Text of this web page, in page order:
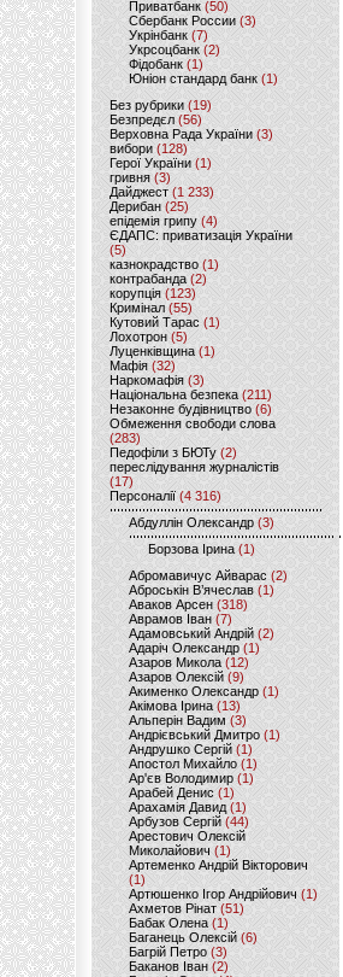
Приватбанк (50)
Сбербанк России (3)
Укрінбанк(7)
Укрсоцбанк (2)
Фідобанк (1)
Юніон стандард банк(1)
Без рубрики (19)
Безпредєл(56)
Верховна Рада України (3)
вибори(128)
Герої України(1)
гривня (3)
Дайджест (1 233)
Дерибан (25)
епідемія грипу (4)
ЄДАПС: приватизація України
(5)
казнокрадство (1)
контрабанда (2)
корупція (123)
Кримінал (55)
Кутовий Тарас (1)
Лохотрон(5)
Луценківщина (1)
Мафія (32)
Наркомафія (3)
Національна безпека (211)
Незаконне будівництво(6)
Обмеження свободи слова
(283)
Педофіли з БЮТу (2)
переслідування журналістів
(17)
Персоналії (4 316)
Абдуллін Олександр (3)
Борзова Ірина(1)
Абромавичус Айварас (2)
Аброськін В’ячеслав(1)
Аваков Арсен (318)
Аврамов Іван (7)
Адамовський Андрій(2)
Адаріч Олександр (1)
Азаров Микола (12)
Азаров Олексій (9)
Акименко Олександр(1)
Акімова Ірина(13)
Альперін Вадим (3)
Андрієвський Дмитро(1)
Андрушко Сергій(1)
Апостол Михайло(1)
Ар'єв Володимир (1)
Арабей Денис(1)
Арахамія Давид (1)
Арбузов Сергій (44)
Арестович Олексій
Миколайович(1)
Артеменко Андрій Вікторович
(1)
Артюшенко Ігор Андрійович(1)
Ахметов Рінат(51)
Бабак Олена(1)
Баганець Олексій(6)
Багрій Петро (3)
Баканов Іван(2)